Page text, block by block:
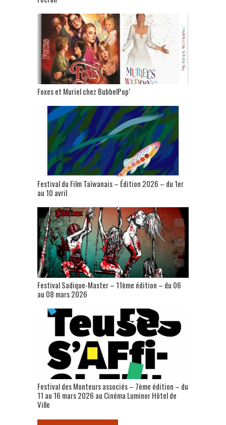
Foxes et Muriel chez BubbelPop’
Festival du Film Taïwanais – Édition 2026 – du 1er
au 10 avril
Festival Sadique-Master – 11ème édition – du 06
au 08 mars 2026
Festival des Monteurs associés – 7ème édition – du
11 au 16 mars 2026 au Cinéma Luminor Hôtel de
Ville